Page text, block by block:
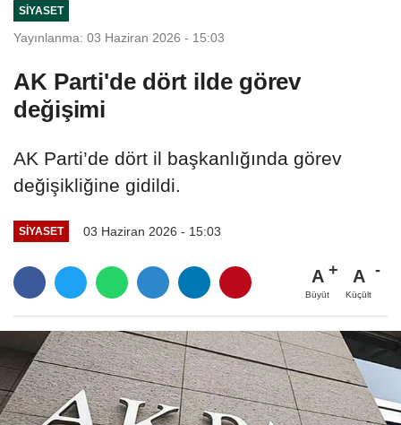
SIYASET
Yayınlanma: 03 Haziran 2026 - 15:03
AK Parti'de dört ilde görev
değişimi
AK Parti’de dört il başkanlığında görev
değişikliğine gidildi.
SIYASET 03 Haziran 2026 - 15:03
A
Büyüt
A
Küçült